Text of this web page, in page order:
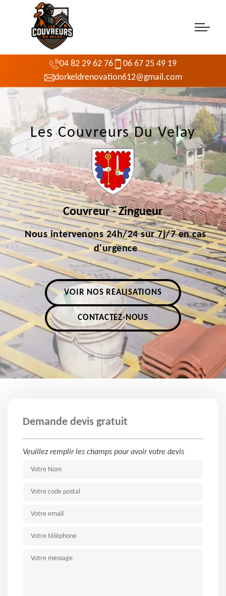
04 82 29 62 76
06 67 25 49 19
dorkeldrenovation612@gmail.com
Les Couvreurs Du Velay
Couvreur - Zingueur
Nous intervenons 24h/24 sur 7j/7 en cas
d'urgence
VOIR NOS RÉALISATIONS
CONTACTEZ-NOUS
Demande devis gratuit
Veuillez remplir les champs pour avoir votre devis